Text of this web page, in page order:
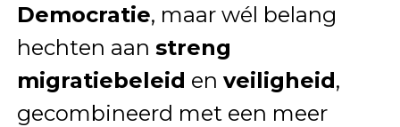
Democratie, maar wél belang
hechten aan streng
migratiebeleid en veiligheid,
gecombineerd met een meer